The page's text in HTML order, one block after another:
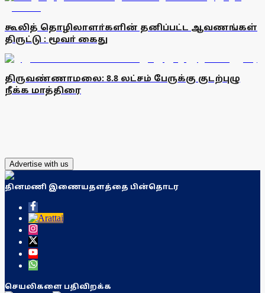
கூலித் தொழிலாளா்களின் தனிப்பட்ட ஆவணங்கள்
திருட்டு : மூவா் கைது
திருவண்ணாமலை: 8.8 லட்சம் பேருக்கு குடற்புழு
நீக்க மாத்திரை
Advertise with us
தினமணி இணையதளத்தை பின்தொடர
செயலிகளை பதிவிறக்க